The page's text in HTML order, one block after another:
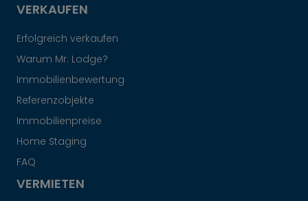
VERKAUFEN
Erfolgreich verkaufen
Warum Mr. Lodge?
Immobilienbewertung
Referenzobjekte
Immobilienpreise
Home Staging
FAQ
VERMIETEN